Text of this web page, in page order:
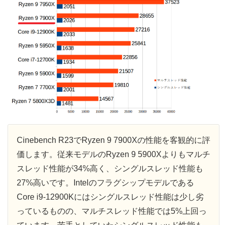
Cinebench R23でRyzen 9 7900Xの性能を客観的に評
価します。従来モデルのRyzen 9 5900Xよりもマルチ
スレッド性能が34%高く、シングルスレッド性能も
27%高いです。Intelのフラグシップモデルである
Core i9-12900Kにはシングルスレッド性能は少し劣
っているものの、マルチスレッド性能では5%上回っ